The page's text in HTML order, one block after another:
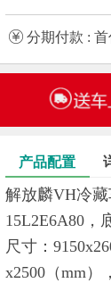
分期付款 : 首
产品配置
解放麟VH冷
15L2E6A80，
尺寸：
x2500（mm）